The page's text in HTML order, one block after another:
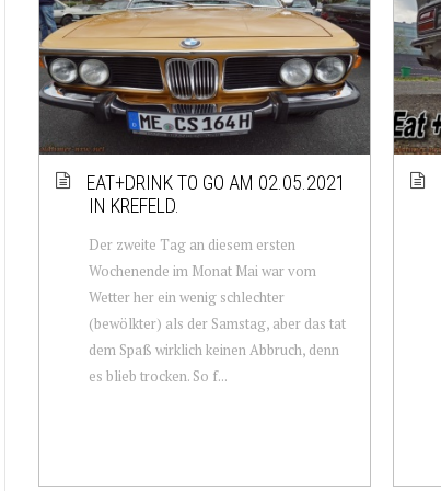
EAT+DRINK TO GO AM 02.05.2021
IN KREFELD.
Der zweite Tag an diesem ersten
Wochenende im Monat Mai war vom
Wetter her ein wenig schlechter
(bewölkter) als der Samstag, aber das tat
dem Spaß wirklich keinen Abbruch, denn
es blieb trocken. So f...